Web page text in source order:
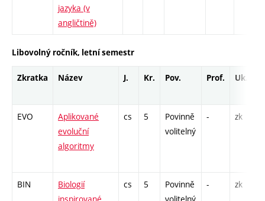
jazyka (v
angličtině)
Libovolný ročník, letní semestr
Zkratka Název J. Kr. Pov. Prof. Uk.
EVO
Aplikované
evoluční
algoritmy
cs 5
Povinně
volitelný
- zk
BIN
Biologií
cs 5
Povinně
- zk